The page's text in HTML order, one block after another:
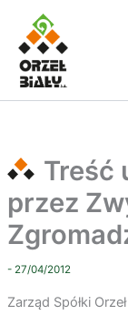
Przejdź
treści
Treść
przez
- 27/04/2012
Zarząd Spółki